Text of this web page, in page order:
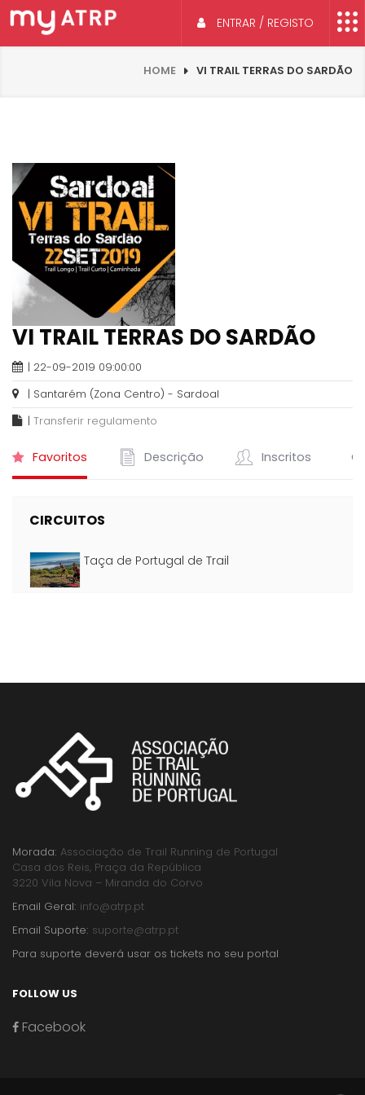
ENTRAR / REGISTO
HOME VI TRAIL TERRAS DO SARDÃO
VI TRAIL TERRAS DO SARDÃO
| 22-09-2019 09:00:00
| Santarém (Zona Centro) - Sardoal
| Transferir regulamento
Favoritos Descrição Inscritos
CIRCUITOS
Taça de Portugal de Trail
Morada: Associação de Trail Running de Portugal
Casa dos Reis, Praça da República
3220 Vila Nova – Miranda do Corvo
Email Geral: info@atrp.pt
Email Suporte: suporte@atrp.pt
Para suporte deverá usar os tickets no seu portal
FOLLOW US
Facebook